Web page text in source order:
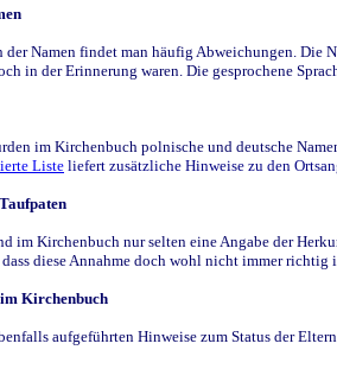
der Namen findet man häufig Abweichungen. Die
in der Erinnerung waren. Die gesprochene
im Kirchenbuch polnische und deutsche
Liste liefert zusätzliche Hinweise zu den
im Kirchenbuch nur selten eine Angabe der
diese Annahme doch wohl nicht immer richtig
Kirchenbuch
aufgeführten Hinweise zum Status der